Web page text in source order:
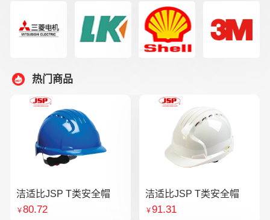
热门商品
洁适比JSP T类安全帽
￥80.72
洁适比JSP T类安全帽
￥91.31